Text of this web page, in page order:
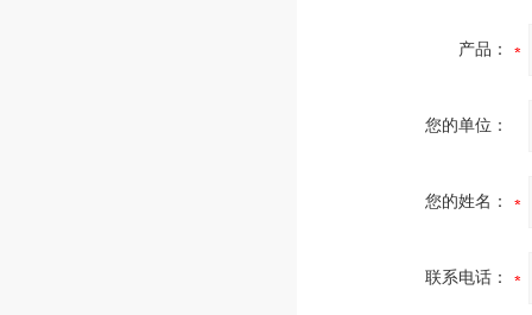
产品：
您的单位：
您的姓名：
联系电话：